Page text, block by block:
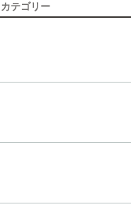
カテゴリー